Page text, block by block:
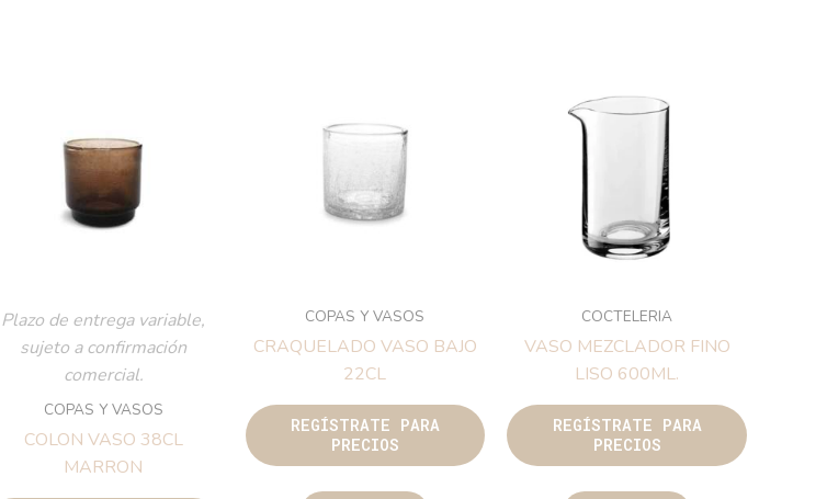
Plazo de entrega variable,
sujeto a confirmación
comercial.
COPAS Y VASOS
COLON VASO 38CL
MARRON
COPAS Y VASOS
CRAQUELADO VASO BAJO
22CL
REGÍSTRATE PARA
PRECIOS
COCTELERIA
VASO MEZCLADOR FINO
LISO 600ML.
REGÍSTRATE PARA
PRECIOS